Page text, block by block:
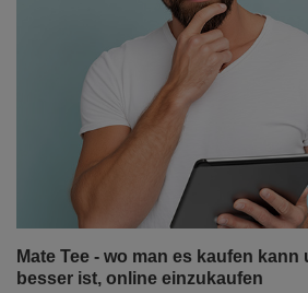
Mate Tee - wo man es kaufen kann
besser ist, online einzukaufen
Mate Tee ist ein Getränk, das
wird - dank seiner
seiner gesundheitlichen Vorteile und
einzigartigen Geschmacks. Wenn Sie